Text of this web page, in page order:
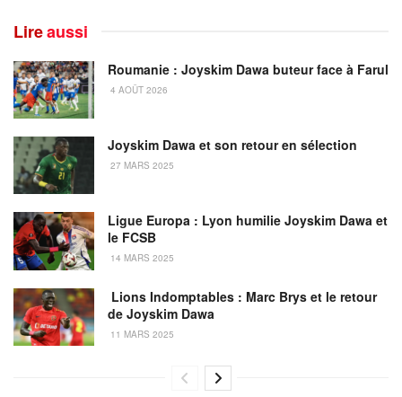
Lireaussi
Roumanie : Joyskim Dawa buteur face à Farul
4 AOÛT 2026
Joyskim Dawa et son retour en sélection
27 MARS 2025
Ligue Europa : Lyon humilie Joyskim Dawa et
le FCSB
14 MARS 2025
Lions Indomptables : Marc Brys et le retour
de Joyskim Dawa
11 MARS 2025